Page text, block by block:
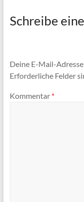
Schreibe
Deine E-Mail-
Erforderliche Felder
Kommentar *